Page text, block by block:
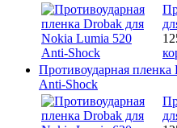
Противоударная
Anti-Shock